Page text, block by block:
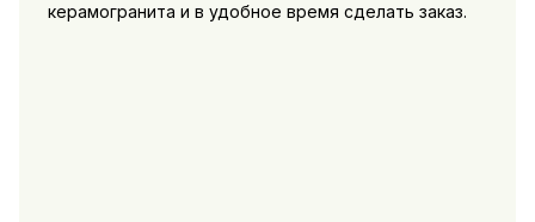
керамогранита и в удобное время сделать заказ.